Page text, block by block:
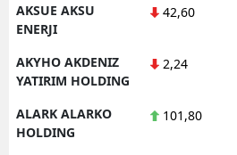
AKSUE AKSU
ENERJI
42,60
AKYHO AKDENIZ
YATIRIM HOLDING
2,24
ALARK ALARKO
HOLDING
101,80